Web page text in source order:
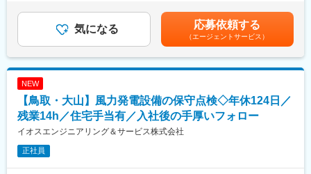
です。
＜具体的には＞
*対象施設：一般住宅、工場、オフィスビル、商業施設、病院、介
護施設等
*対象エリア：鳥取県、島根県がメインですが、一部、山陽地方、
下する可能性があります。月給(月額)は固定手当を含めた表記で
す。
気になる 応募依頼する
（エージェントサービス）
NEW
【鳥取・大山】風力発電設備の保守点検◇年休124日／
残業14h／住宅手当有／入社後の手厚いフォロー
イオスエンジニアリング＆サービス株式会社
正社員